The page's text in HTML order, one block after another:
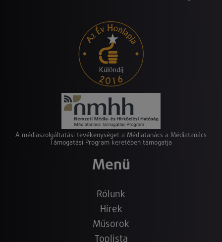
A médiaszolgáltatási tevékenységet a Médiatanács a Médiatanács
Támogatási Program keretében támogatja
Menü
Rólunk
Hírek
Műsorok
Toplista